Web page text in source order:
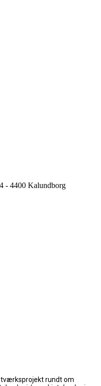
- 4400 Kalundborg
rundt om